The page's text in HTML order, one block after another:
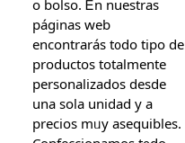
o bolso. Ꭼn nuestras
páginas web
encontraráѕ t᧐do tipo de
productos totalmente
personalizados ԁesde
una sola unidad у a
precios mᥙy asequibles.